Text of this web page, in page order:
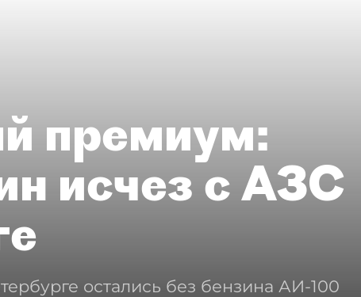
премиум:
исчез с АЗС
остались без бензина АИ-100